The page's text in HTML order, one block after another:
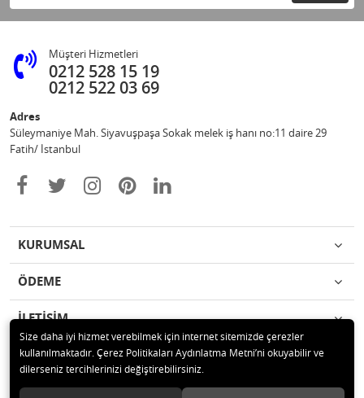
Müşteri Hizmetleri
0212 528 15 19
0212 522 03 69
Adres
Süleymaniye Mah. Siyavuşpaşa Sokak melek iş hanı no:11 daire 29
Fatih/ İstanbul
KURUMSAL
ÖDEME
İLETİŞİM
© 2020 Ufuk Şaka Oyunları ve Parti Malzemeleri Merkezi Tüm hakları
saklıdır.
Size daha iyi hizmet verebilmek için internet sitemizde çerezler
kullanılmaktadır. Çerez Politikaları Aydınlatma Metni’ni okuyabilir ve
dilerseniz tercihlerinizi değiştirebilirsiniz.